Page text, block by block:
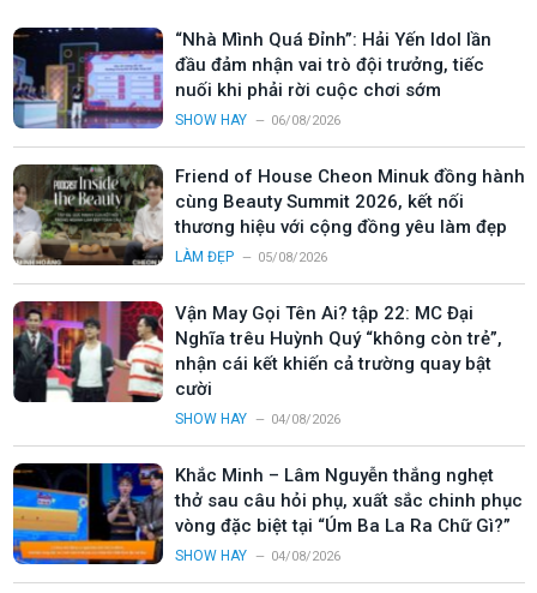
“Nhà Mình Quá Đỉnh”: Hải Yến Idol lần
đầu đảm nhận vai trò đội trưởng, tiếc
nuối khi phải rời cuộc chơi sớm
SHOW HAY 06/08/2026
Friend of House Cheon Minuk đồng hành
cùng Beauty Summit 2026, kết nối
thương hiệu với cộng đồng yêu làm đẹp
LÀM ĐẸP 05/08/2026
Vận May Gọi Tên Ai? tập 22: MC Đại
Nghĩa trêu Huỳnh Quý “không còn trẻ”,
nhận cái kết khiến cả trường quay bật
cười
SHOW HAY 04/08/2026
Khắc Minh – Lâm Nguyễn thắng nghẹt
thở sau câu hỏi phụ, xuất sắc chinh phục
vòng đặc biệt tại “Úm Ba La Ra Chữ Gì?”
SHOW HAY 04/08/2026